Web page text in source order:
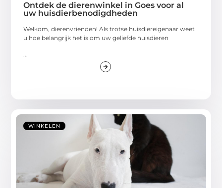
Ontdek de dierenwinkel in Goes voor al
uw huisdierbenodigdheden
Welkom, dierenvrienden! Als trotse huisdiereigenaar weet
u hoe belangrijk het is om uw geliefde huisdieren
WINKELEN